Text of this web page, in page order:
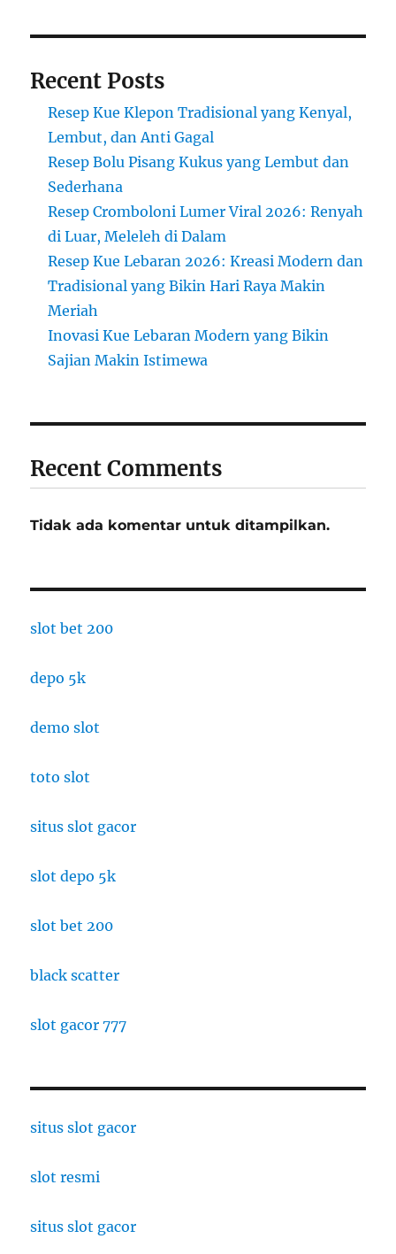
Recent Posts
Resep Kue Klepon Tradisional yang Kenyal,
Lembut, dan Anti Gagal
Resep Bolu Pisang Kukus yang Lembut dan
Sederhana
Resep Cromboloni Lumer Viral 2026: Renyah
di Luar, Meleleh di Dalam
Resep Kue Lebaran 2026: Kreasi Modern dan
Tradisional yang Bikin Hari Raya Makin
Meriah
Inovasi Kue Lebaran Modern yang Bikin
Sajian Makin Istimewa
Recent Comments
Tidak ada komentar untuk ditampilkan.
slot bet 200
depo 5k
demo slot
toto slot
situs slot gacor
slot depo 5k
slot bet 200
black scatter
slot gacor 777
situs slot gacor
slot resmi
situs slot gacor